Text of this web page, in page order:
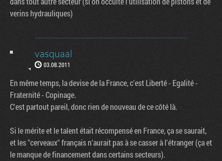
verins hydrauliques)
vasquaal
03.08.2011
En même temps, la devise de la France, c'est Liberté - Egalité -
Fraternité - Copinage.
C'est partout pareil, donc rien de nouveau de ce côté là.
Si le mérite et le talent était récompensé en France, ça se saurait,
et les "cerveaux" français n'aurait pas à se casser à l'étranger (ça et
le manque de financement dans certains secteurs).